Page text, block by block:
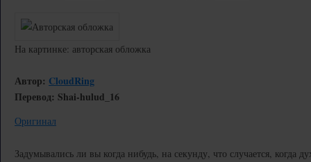
На картинке: авторская обложка
Автор: CloudRing
Перевод: Shai-hulud_16
Оригинал
Задумывались ли вы когда нибудь, на секунду, что случается, когда